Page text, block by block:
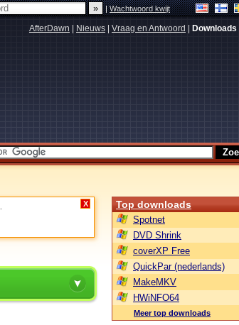
|Wachtwoord kwijt
AfterDawn Nieuws Vraag en Antwoord Downloads
X Top downloads
Spotnet
DVD Shrink
coverXP Free
QuickPar (nederlands)
MakeMKV
HWiNFO64
Meer top downloads